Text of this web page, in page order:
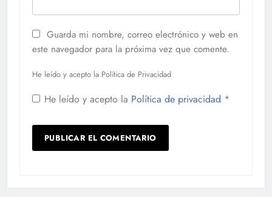
Guarda mi nombre, correo electrónico y web en
este navegador para la próxima vez que comente.
He leído y acepto la Política de Privacidad
He leído y acepto la Política de privacidad *